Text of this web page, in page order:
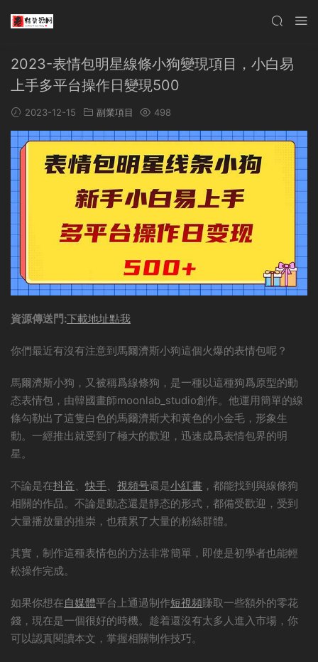
2023-表情包明星線條小狗變現項目，小白易
上手多平台操作日變現500
2023-12-15 副業項目 498
資源傳送門:下載地址點我
你們最近有沒有注意到馬爾濟斯小狗這個火爆的表情包呢？
馬爾濟斯小狗，又被稱爲線條狗，是一種以這種狗爲原型的動
态表情包，由韓國畫師moonlab_studio創作。他運用簡單的線
條勾勒出了這隻白色的馬爾濟斯犬和黃色的小金毛，形象生
動。一經推出就受到了極大的歡迎，迅速成爲表情包界的明
星。
不論是在抖音、 快手、 視頻号還是小紅書 ，都能找到與線條狗
相關的作品。不論是動态還是靜态的形式，都備受歡迎，受到
大量播放量的推崇，也積累了大量的粉絲群體。
其實，制作這種表情包的方法非常簡單，即使是初學者也能輕
松操作完成。
如果你想在自媒體平台上通過制作短視頻賺取一些額外的零花
錢，現在是一個很好的時機。趁着還沒有太多人進入市場，你
可以認真閱讀本文，掌握相關制作技巧。